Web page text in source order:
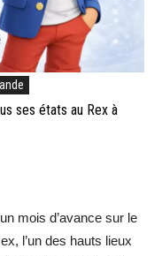
ses états au Rex à
mois d’avance sur le
l’un des hauts lieux